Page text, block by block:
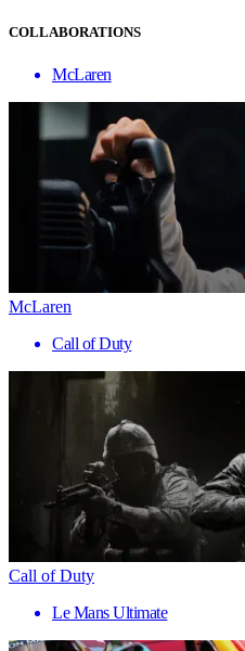
COLLABORATIONS
McLaren
McLaren
Call of Duty
Call of Duty
Le Mans Ultimate